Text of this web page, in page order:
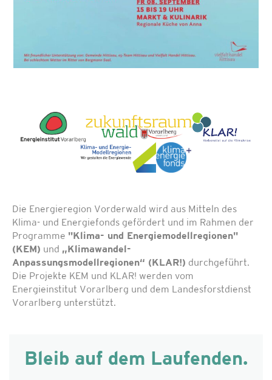
Die Energieregion Vorderwald wird aus Mitteln des
Klima- und Energiefonds gefördert und im Rahmen der
Programme "Klima- und Energiemodellregionen"
(KEM) und „Klimawandel-
Anpassungsmodellregionen“ (KLAR!) durchgeführt.
Die Projekte KEM und KLAR! werden vom
Energieinstitut Vorarlberg und dem Landesforstdienst
Vorarlberg unterstützt.
Bleib auf dem Laufenden.